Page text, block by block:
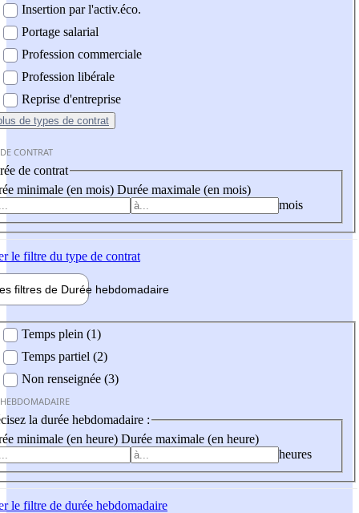
Insertion par l'activ.éco.
Portage salarial
Profession commerciale
Profession libérale
Reprise d'entreprise
de types de contrat
CONTRAT
de contrat
minimale (en mois) Durée maximale (en mois)
mois
le filtre du type de contrat
filtres de Durée hebdomadaire
Temps plein (1)
Temps partiel (2)
Non renseignée (3)
la durée hebdomadaire :
minimale (en heure) Durée maximale (en heure)
heures
le filtre de durée hebdomadaire